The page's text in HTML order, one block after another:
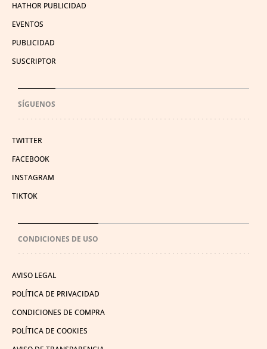
HATHOR PUBLICIDAD
EVENTOS
PUBLICIDAD
SUSCRIPTOR
SÍGUENOS
TWITTER
FACEBOOK
INSTAGRAM
TIKTOK
CONDICIONES DE USO
AVISO LEGAL
POLÍTICA DE PRIVACIDAD
CONDICIONES DE COMPRA
POLÍTICA DE COOKIES